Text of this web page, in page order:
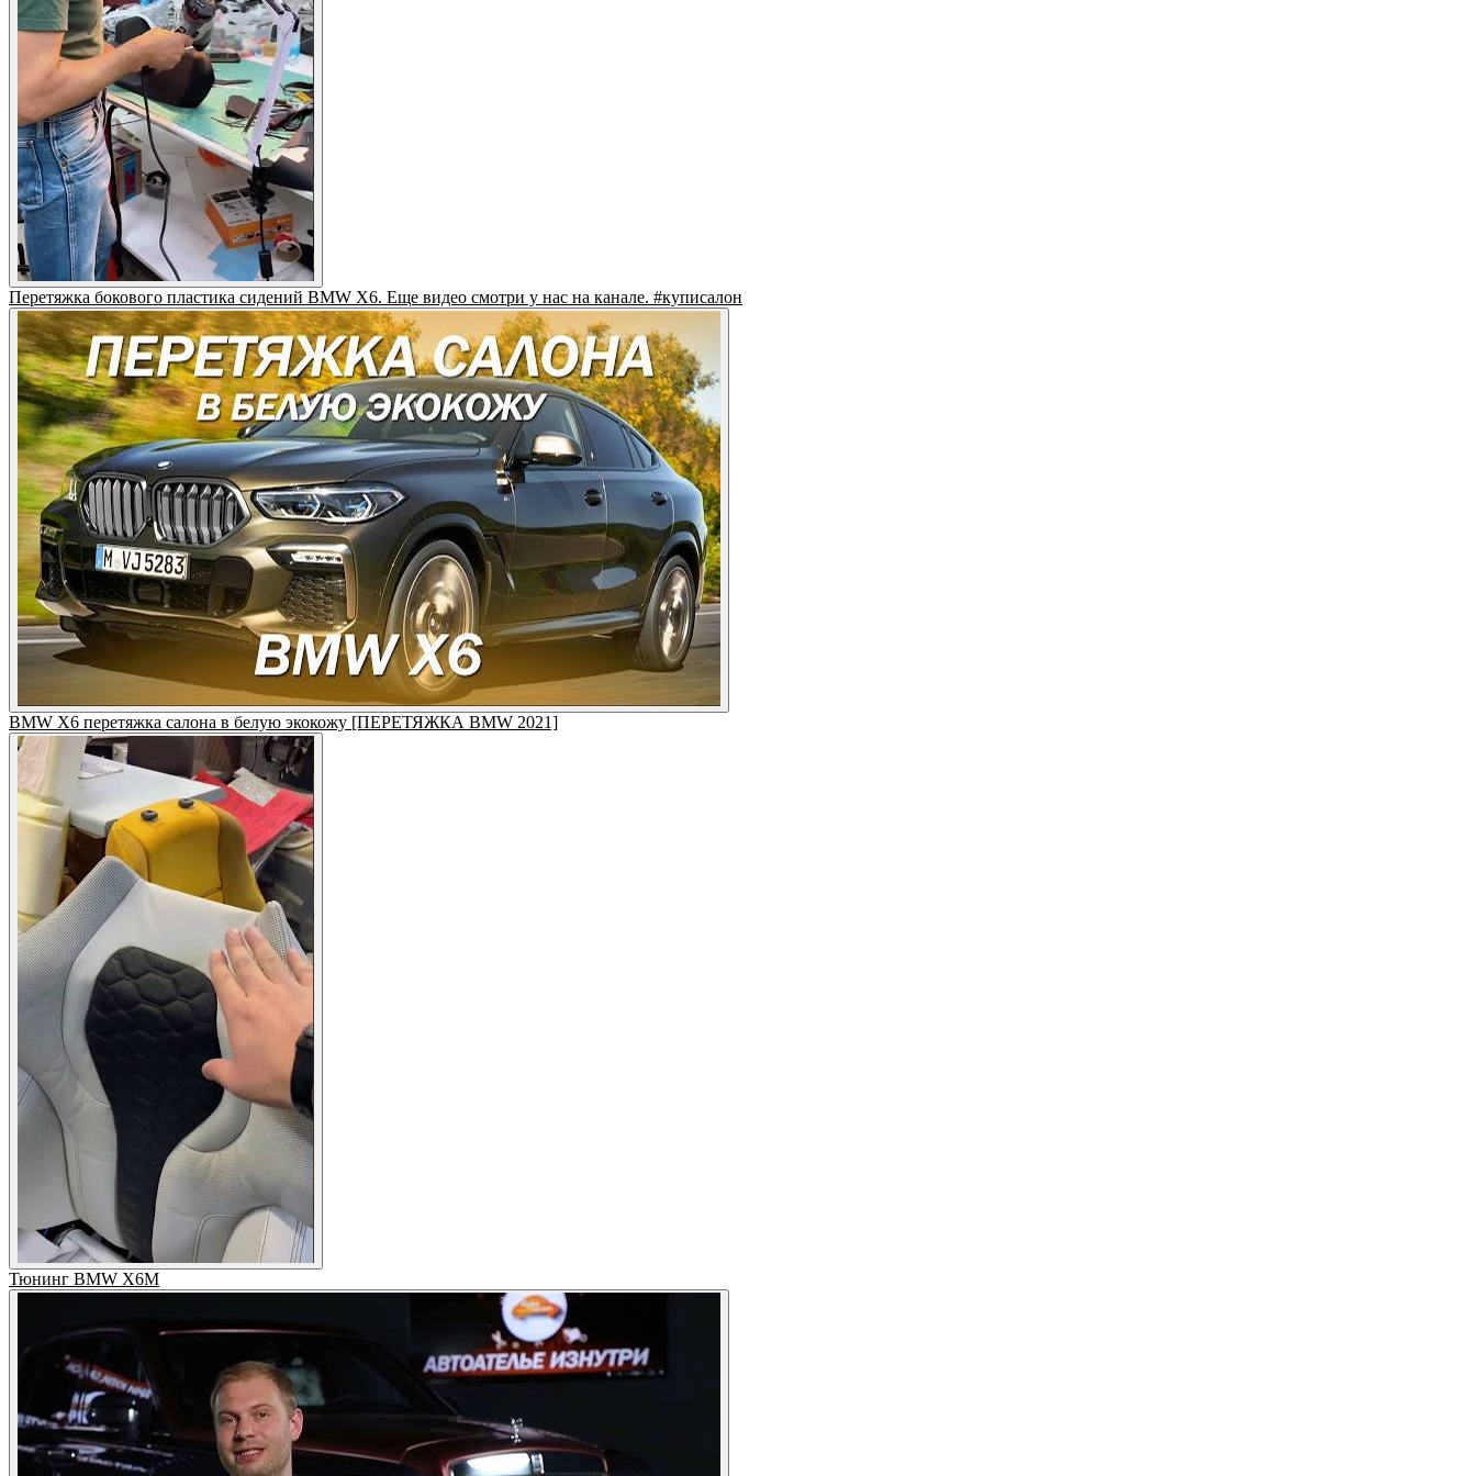
Перетяжка бокового пластика сидений BMW X6. Еще видео смотри у нас на канале. #куписалон
BMW X6 перетяжка салона в белую экокожу [ПЕРЕТЯЖКА BMW 2021]
Тюнинг BMW X6M